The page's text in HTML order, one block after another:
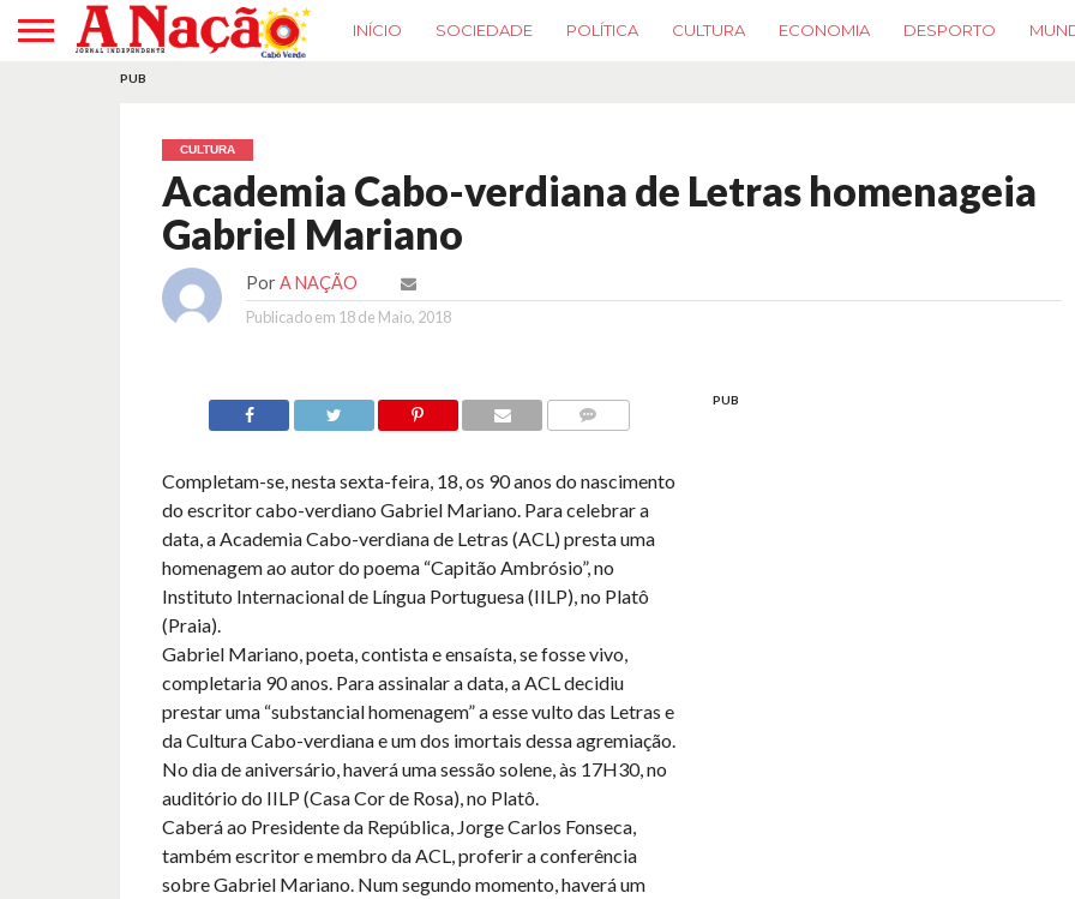
INÍCIO SOCIEDADE POLÍTICA CULTURA ECONOMIA DESPORTO
PUB
CULTURA
Academia Cabo-verdiana de Letras homenageia
Gabriel Mariano
Por A NAÇÃO
Publicado em 18 de Maio, 2018
Completam-se, nesta sexta-feira, 18, os 90 anos do nascimento
do escritor cabo-verdiano Gabriel Mariano. Para celebrar a
data, a Academia Cabo-verdiana de Letras (ACL) presta uma
homenagem ao autor do poema “Capitão Ambrósio”, no
Instituto Internacional de Língua Portuguesa (IILP), no Platô
(Praia).
Gabriel Mariano, poeta, contista e ensaísta, se fosse vivo,
completaria 90 anos. Para assinalar a data, a ACL decidiu
prestar uma “substancial homenagem” a esse vulto das Letras e
da Cultura Cabo-verdiana e um dos imortais dessa agremiação.
No dia de aniversário, haverá uma sessão solene, às 17H30, no
auditório do IILP (Casa Cor de Rosa), no Platô.
Caberá ao Presidente da República, Jorge Carlos Fonseca,
também escritor e membro da ACL, proferir a conferência
sobre Gabriel Mariano. Num segundo momento, haverá um
PUB